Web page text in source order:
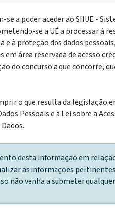
a poder aceder ao SIIUE -
se a UÉ a processar à
e à proteção dos dados
em área reservada de acesso
do concurso a que concorre,
o que resulta da
Pessoais e a Lei sobre a
desta informação em
as informações
não venha a submeter